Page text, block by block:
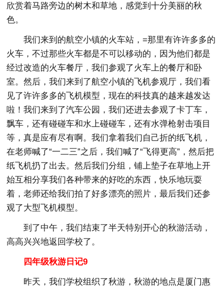
欣赏着马路旁边的树木和草地，感觉到十分美丽的秋
色。
我们来到的航空小镇的火车站，=那里有许许多多的
火车，不过那些火车都是不可以移动的，因为他们都是
经过改造的火车餐厅，我们参观了火车上的餐厅和卧
室。然后，我们来到了航空小镇的飞机参观厅，我们看
见了许许多多的飞机模型，现在的科技真的越来越发达
啦！我们来到了汽车公园，我们还进去参观了卡丁车，
飘车，还有碰碰车和水上碰碰车，还有水弹枪射击项目
等，真是应有尽有啊。我们拿着我们自己折的纸飞机，
在老师喊了“一二三”之后，我们喊了“飞得更高”，然后把
纸飞机扔了出去。然后我们分组，铺上垫子在草地上开
始互相分享我们各种带来的好吃的东西，快乐地玩耍
着，老师还给我们拍了好多漂亮的照片，最后我们还参
观了大型飞机模型。
到了中午，我们结束了半天特别开心的秋游活动，
高高兴兴地返回学校了。
四年级秋游日记9
昨天，我们学校组织了秋游，秋游的地点是厦门惠